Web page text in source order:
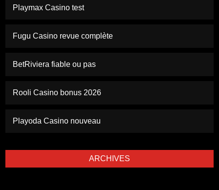
Playmax Casino test
Fugu Casino revue complète
BetRiviera fiable ou pas
Rooli Casino bonus 2026
Playoda Casino nouveau
ARCHIVES